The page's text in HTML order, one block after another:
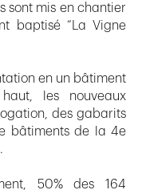
sont mis en chantier
baptisé “La Vigne
en un bâtiment
les nouveaux
des gabarits
bâtiments de la 4e
50% des 164